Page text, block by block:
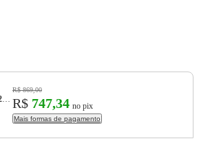
Monitor Lenovo S22e18 21" Monitor HDMI 61FAKIR1BR
R$ 869,00
R$ 747,34 no pix
Mais formas de pagamento